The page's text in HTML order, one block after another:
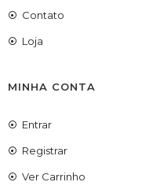
Contato
Loja
MINHA CONTA
Entrar
Registrar
Ver Carrinho